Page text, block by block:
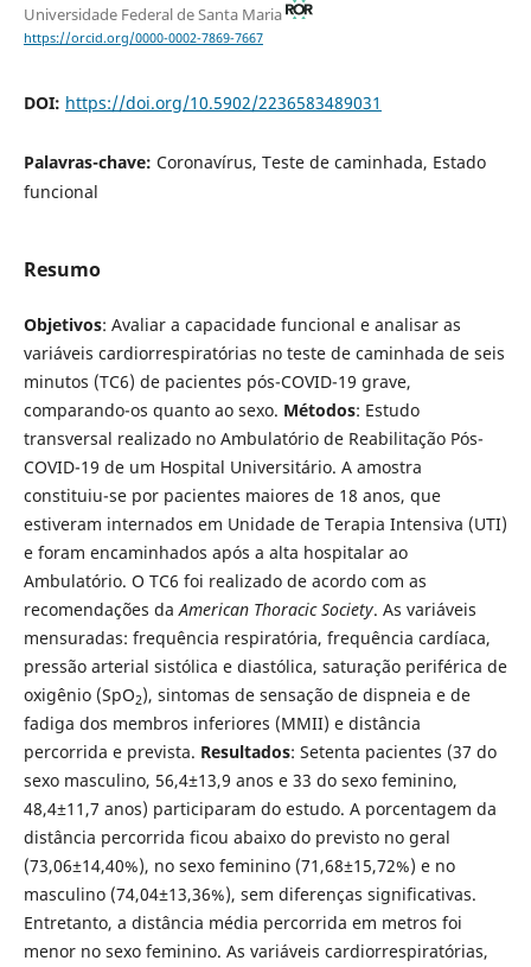
Universidade Federal de Santa Maria
https://orcid.org/0000-0002-7869-7667
DOI: https://doi.org/10.5902/2236583489031
Palavras-chave: Coronavírus, Teste de caminhada, Estado
funcional
Resumo
Objetivos: Avaliar a capacidade funcional e analisar as
variáveis cardiorrespiratórias no teste de caminhada de seis
minutos (TC6) de pacientes pós-COVID-19 grave,
comparando-os quanto ao sexo. Métodos: Estudo
transversal realizado no Ambulatório de Reabilitação Pós-
COVID-19 de um Hospital Universitário. A amostra
constituiu-se por pacientes maiores de 18 anos, que
estiveram internados em Unidade de Terapia Intensiva (UTI)
e foram encaminhados após a alta hospitalar ao
Ambulatório. O TC6 foi realizado de acordo com as
recomendações daAmerican Thoracic Society. As variáveis
mensuradas: frequência respiratória, frequência cardíaca,
pressão arterial sistólica e diastólica, saturação periférica de
oxigênio (SpO2), sintomas de sensação de dispneia e de
fadiga dos membros inferiores (MMII) e distância
percorrida e prevista. Resultados: Setenta pacientes (37 do
sexo masculino, 56,4±13,9 anos e 33 do sexo feminino,
48,4±11,7 anos) participaram do estudo. A porcentagem da
distância percorrida ficou abaixo do previsto no geral
(73,06±14,40%), no sexo feminino (71,68±15,72%) e no
masculino (74,04±13,36%), sem diferenças significativas.
Entretanto, a distância média percorrida em metros foi
menor no sexo feminino. As variáveis cardiorrespiratórias,